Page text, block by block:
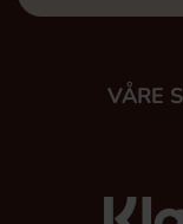
VÅRE